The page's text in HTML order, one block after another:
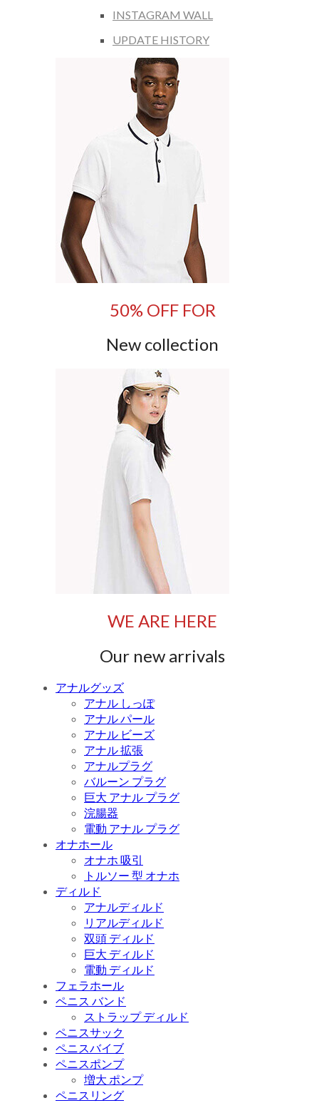
INSTAGRAM WALL
UPDATE HISTORY
50% OFF FOR
New collection
WE ARE HERE
Our new arrivals
アナルグッズ
アナル しっぽ
アナル パール
アナル ビーズ
アナル 拡張
アナルプラグ
バルーン プラグ
巨大 アナル プラグ
浣腸器
電動 アナル プラグ
オナホール
オナホ 吸引
トルソー 型 オナホ
ディルド
アナルディルド
リアルディルド
双頭 ディルド
巨大 ディルド
電動 ディルド
フェラホール
ペニス バンド
ストラップ ディルド
ペニスサック
ペニスバイブ
ペニスポンプ
増大 ポンプ
ペニスリング